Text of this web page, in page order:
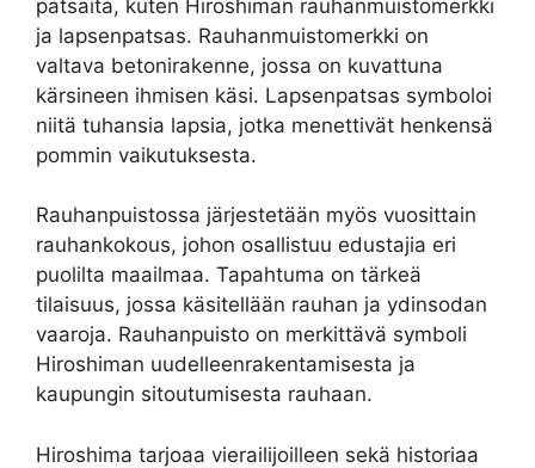
patsaita, kuten Hiroshiman rauhanmuistomerkki
ja lapsenpatsas. Rauhanmuistomerkki on
valtava betonirakenne, jossa on kuvattuna
kärsineen ihmisen käsi. Lapsenpatsas symboloi
niitä tuhansia lapsia, jotka menettivät henkensä
pommin vaikutuksesta.
Rauhanpuistossa järjestetään myös vuosittain
rauhankokous, johon osallistuu edustajia eri
puolilta maailmaa. Tapahtuma on tärkeä
tilaisuus, jossa käsitellään rauhan ja ydinsodan
vaaroja. Rauhanpuisto on merkittävä symboli
Hiroshiman uudelleenrakentamisesta ja
kaupungin sitoutumisesta rauhaan.
Hiroshima tarjoaa vierailijoilleen sekä historiaa